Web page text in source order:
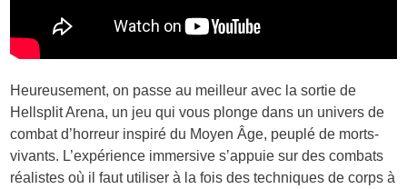
Heureusement, on passe au meilleur avec la sortie de
Hellsplit Arena, un jeu qui vous plonge dans un univers de
combat d’horreur inspiré du Moyen Âge, peuplé de morts-
vivants. L’expérience immersive s’appuie sur des combats
réalistes où il faut utiliser à la fois des techniques de corps à